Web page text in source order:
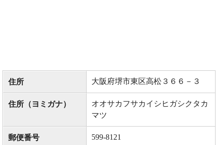
住所 大阪府堺市東区高松３６６－３
住所（ヨミガナ）
オオサカフサカイシヒガシクタカ
マツ
郵便番号 599-8121